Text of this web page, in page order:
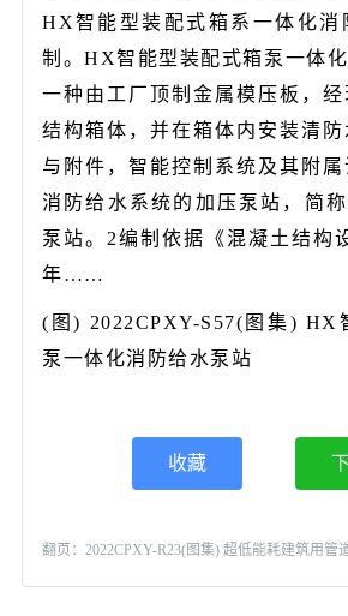
HX智能型装配式箱系一体化消
制。HX智能型装配式箱泵一体
一种由工厂顶制金属模压板，
结构箱体，并在箱体内安装清
与附件，智能控制系统及其附
消防给水系统的加压泵站，简
泵站。2编制依据《混凝土结构
年……
(图) 2022CPXY-S57(图集) HX
泵一体化消防给水泵站
收藏
翻页： 2022CPXY-R23(图集) 超低能耗建筑用管